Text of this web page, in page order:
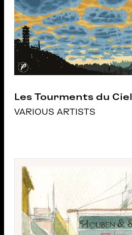
Les Tourments du Ciel
VARIOUS ARTISTS